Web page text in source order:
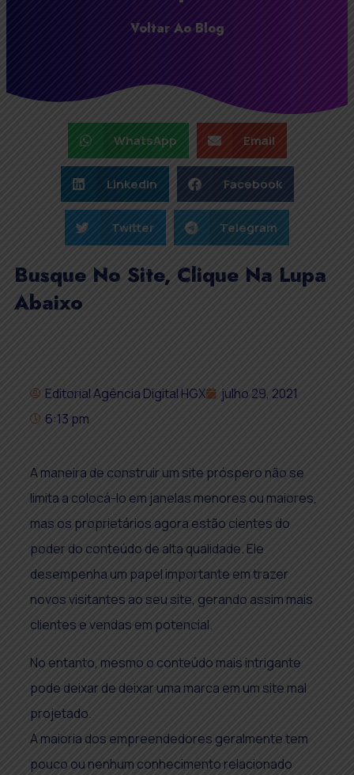
Voltar Ao Blog
WhatsApp Email
LinkedIn Facebook
Twitter Telegram
Busque No Site, Clique Na Lupa
Abaixo
Editorial Agência Digital HGX
julho 29, 2021
6:13 pm
A maneira de construir um site próspero não se
limita a colocá-lo em janelas menores ou maiores,
mas os proprietários agora estão cientes do
poder do conteúdo de alta qualidade. Ele
desempenha um papel importante em trazer
novos visitantes ao seu site, gerando assim mais
clientes e vendas em potencial.
No entanto, mesmo o conteúdo mais intrigante
pode deixar de deixar uma marca em um site mal
projetado.
A maioria dos empreendedores geralmente tem
pouco ou nenhum conhecimento relacionado